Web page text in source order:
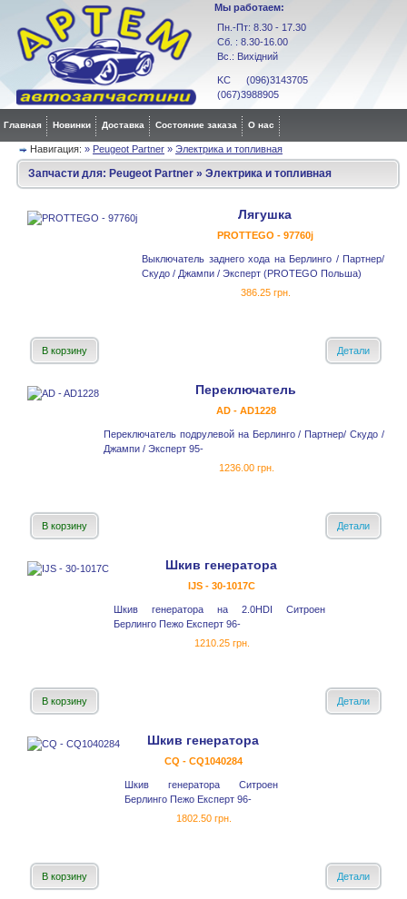
Мы работаем:
Пн.-Пт: 8.30 - 17.30
Сб. : 8.30-16.00
Вс.: Вихідний
KC (096)3143705
(067)3988905
Главная Новинки Доставка Состояние заказа О нас
Навигация: » Peugeot Partner » Электрика и топливная
Запчасти для: Peugeot Partner » Электрика и топливная
Лягушка
PROTTEGO - 97760j
Выключатель заднего хода на Берлинго / Партнер/
Скудо / Джампи / Эксперт (PROTEGO Польша)
386.25 грн.
В корзину Детали
Переключатель
AD - AD1228
Переключатель подрулевой на Берлинго / Партнер/ Скудо /
Джампи / Эксперт 95-
1236.00 грн.
В корзину Детали
Шкив генератора
IJS - 30-1017С
Шкив генератора на 2.0HDI Ситроен
Берлинго Пежо Експерт 96-
1210.25 грн.
В корзину Детали
Шкив генератора
CQ - CQ1040284
Шкив генератора Ситроен
Берлинго Пежо Експерт 96-
1802.50 грн.
В корзину Детали